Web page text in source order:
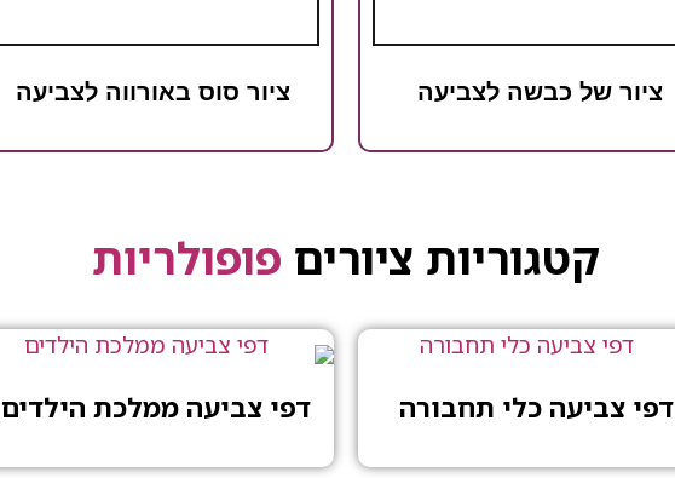
ציור של כבשה לצביעה ציור סוס באורווה לצביעה
קטגוריות ציורים פופולריות
דפי צביעה כלי תחבורה דפי צביעה ממלכת הילדים